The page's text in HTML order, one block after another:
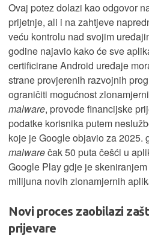
Ovaj potez dolazi kao odgovor
prijetnje, ali i na zahtjeve
veću kontrolu nad svojim
godine najavio kako će sve
certificirane Android uređaje
strane provjerenih razvojnih
ograničiti mogućnost
malware, provode financijske
podatke korisnika putem
koje je Google objavio za 2025.
malwarečak 50 puta češći u
Google Play gdje je
milijuna novih zlonamjernih
Novi proces zaobilazi
prijevare